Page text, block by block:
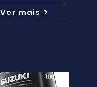
Ver mais